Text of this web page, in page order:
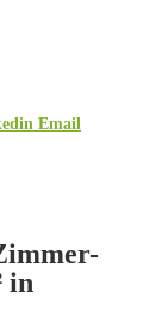
Email
in